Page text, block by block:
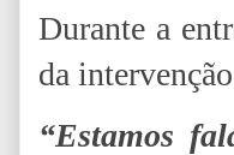
Durante a
da
“Estamos